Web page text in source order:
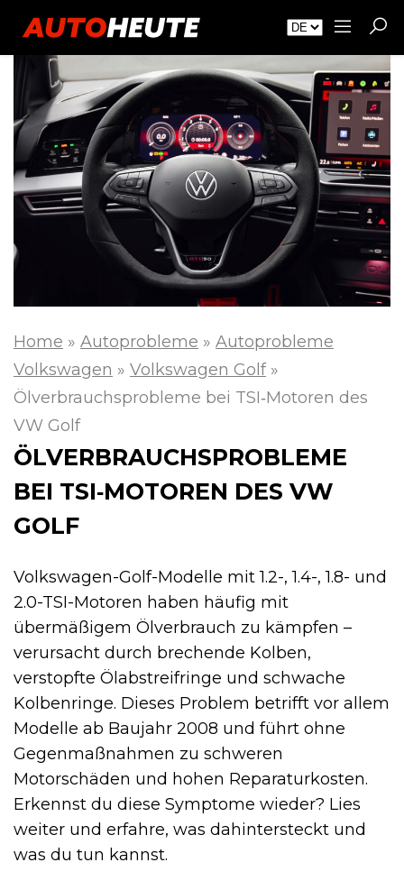
Home » Autoprobleme » Autoprobleme
Volkswagen » Volkswagen Golf»
Ölverbrauchsprobleme bei TSI‑Motoren des
VW Golf
ÖLVERBRAUCHSPROBLEME
BEI TSI‑MOTOREN DES VW
GOLF
Volkswagen-Golf-Modelle mit 1.2-, 1.4-, 1.8- und
2.0-TSI-Motoren haben häufig mit
übermäßigem Ölverbrauch zu kämpfen –
verursacht durch brechende Kolben,
verstopfte Ölabstreifringe und schwache
Kolbenringe. Dieses Problem betrifft vor allem
Modelle ab Baujahr 2008 und führt ohne
Gegenmaßnahmen zu schweren
Motorschäden und hohen Reparaturkosten.
Erkennst du diese Symptome wieder? Lies
weiter und erfahre, was dahintersteckt und
was du tun kannst.